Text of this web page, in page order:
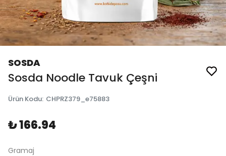
SOSDA
Sosda Noodle Tavuk Çeşni
Ürün Kodu: CHPRZ379_e75883
₺ 166.94
Gramaj